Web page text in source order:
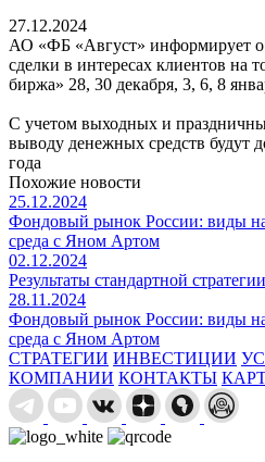
27.12.2024
АО «ФБ «Август» информирует о
сделки в интересах клиентов на
биржа» 28, 30 декабря, 3, 6, 8
С учетом выходных и
выводу денежных средств будут
года
Похожие новости
25.12.2024
Фондовый рынок России: виды
среда с Яном Артом
02.12.2024
Результаты стандартной
28.11.2024
Фондовый рынок России: виды
среда с Яном Артом
СТРАТЕГИИ ИНВЕСТИЦИИ
КОМПАНИИ КОНТАКТЫ